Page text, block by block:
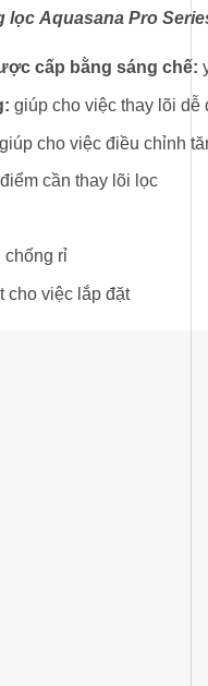
lọc Aquasana Pro
cấp bằng sáng chế:
: giúp cho việc thay lõi dễ
giúp cho việc điều chỉnh
cần thay lõi lọc
chống rỉ
cho việc lắp đặt